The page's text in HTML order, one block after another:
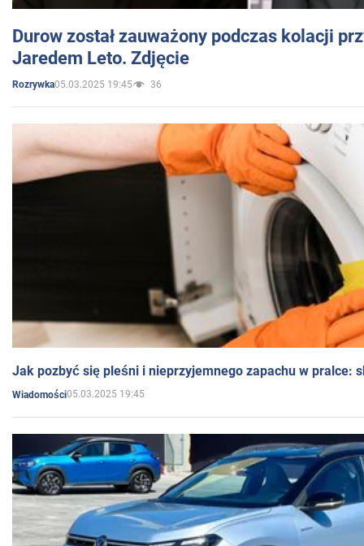
Durow został zauważony podczas kolacji
Jaredem Leto. Zdjęcie
Rozrywka05.03.2025 19:45 36
Jak pozbyć się pleśni i nieprzyjemnego zapachu w pralce:
Wiadomości05.03.2025 19:45